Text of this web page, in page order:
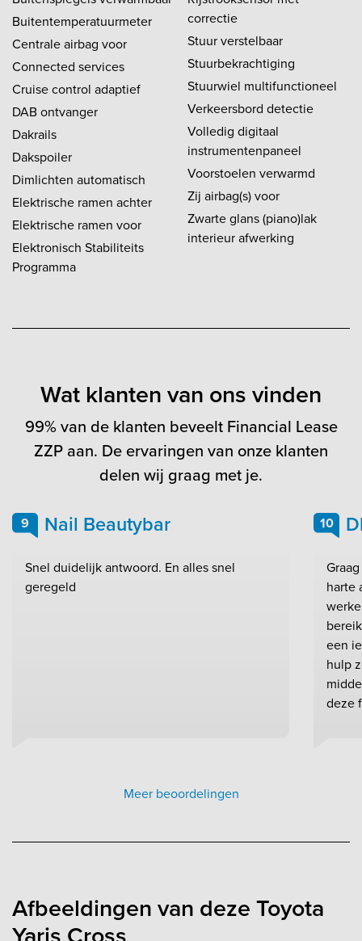
Buitentemperatuurmeter
Centrale airbag voor
Connected services
Cruise control adaptief
DAB ontvanger
Dakrails
Dakspoiler
Dimlichten automatisch
Elektrische ramen achter
Elektrische ramen voor
Elektronisch Stabiliteits
Programma
correctie
Stuur verstelbaar
Stuurbekrachtiging
Stuurwiel multifunctioneel
Verkeersbord detectie
Volledig digitaal
instrumentenpaneel
Voorstoelen verwarmd
Zij airbag(s) voor
Zwarte glans (piano)lak
interieur afwerking
Wat klanten van ons vinden
99% van de klanten beveelt Financial Lease
ZZP aan. De ervaringen van onze klanten
delen wij graag met je.
9 Nail Beautybar
Snel duidelijk antwoord. En alles snel
geregeld
10
harte
een
hulp
deze
Meer beoordelingen
Afbeeldingen van deze Toyota